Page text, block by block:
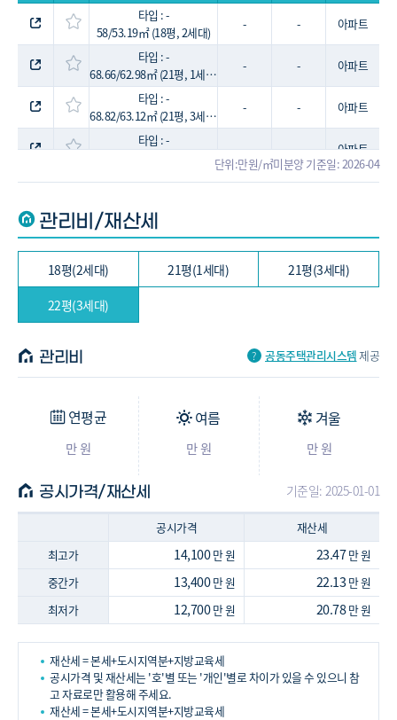
타입 : -
58/53.19㎡ (18평, 2세대)
- -
아파트
타입 : -
68.66/62.98㎡ (21평, 1세대)
- -
아파트
타입 : -
68.82/63.12㎡ (21평, 3세대)
- -
아파트
타입 : -
- -
아파트
단위:만원/㎡미분양 기준일: 2026-04
관리비/재산세
18평(2세대) 21평(1세대)
21평(3세대)
22평(3세대)
관리비 공동주택관리시스템제공
연평균
만 원
여름
만 원
겨울
만 원
공시가격/재산세 기준일: 2025-01-01
공시가격
재산세
최고가
14,100만 원 23.47만 원
중간가
13,400만 원 22.13 만 원
최저가
12,700만 원 20.78만 원
재산세 = 본세+도시지역분+지방교육세
공시가격 및 재산세는 '호'별 또는 '개인'별로 차이가 있을 수 있으니 참
고 자료로만 활용해 주세요.
재산세 = 본세+도시지역분+지방교육세